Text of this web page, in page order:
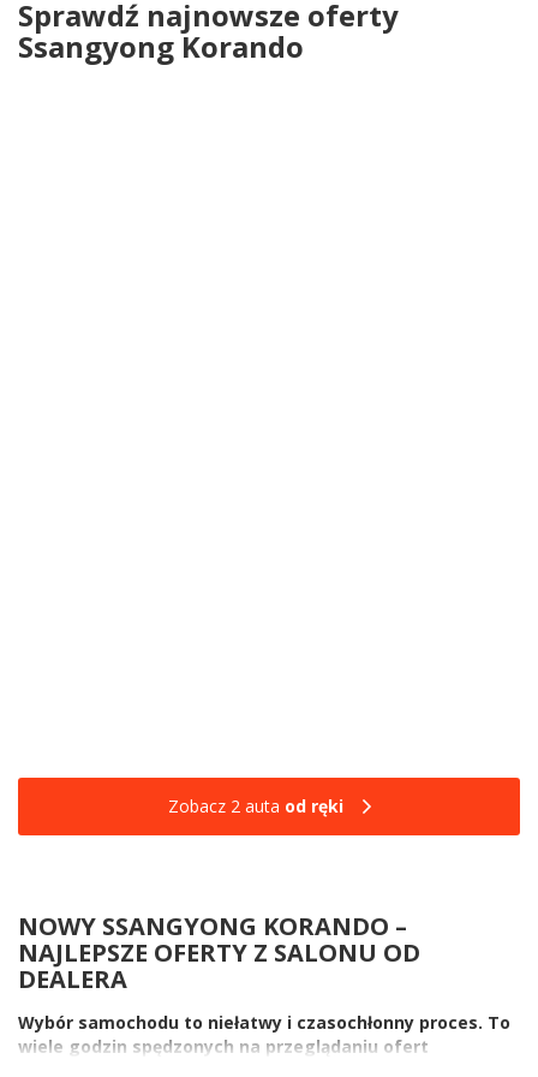
Sprawdź najnowsze oferty
Ssangyong Korando
Zobacz 2 auta od ręki
NOWY SSANGYONG KORANDO –
NAJLEPSZE OFERTY Z SALONU OD
DEALERA
Wybór samochodu to niełatwy i czasochłonny proces. To
wiele godzin spędzonych na przeglądaniu ofert